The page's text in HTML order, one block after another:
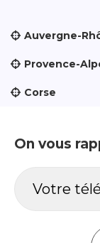
Auvergne-
Provence-
Corse
On vous